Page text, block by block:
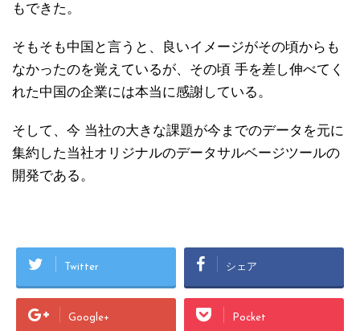
もできた。
そもそも中国と言うと、良いイメージがその頃からも
なかったのを覚えているが、その頃 手を差し伸べてく
れた中国の企業には本当に感謝している。
そして、今 当社の大きな課題が今までのデータを元に
集約した当社オリジナルのデータサルベージツールの
開発である。
Twitter シェア
Google+ Pocket